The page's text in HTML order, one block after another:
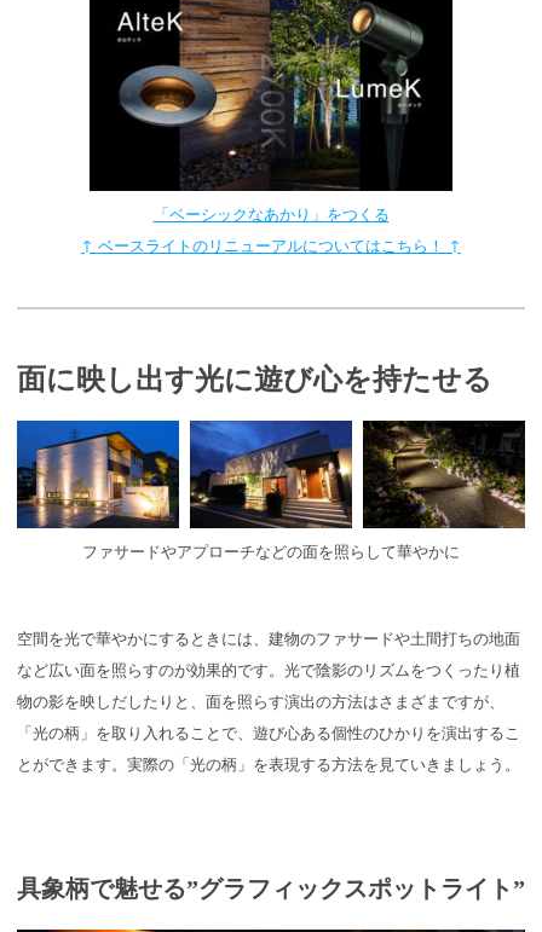
「ベーシックなあかり」をつくる
↑ ベースライトのリニューアルについてはこちら！ ↑
面に映し出す光に遊び心を持たせる
ファサードやアプローチなどの面を照らして華やかに
空間を光で華やかにするときには、建物のファサードや土間打ちの地面
など広い面を照らすのが効果的です。光で陰影のリズムをつくったり植
物の影を映しだしたりと、面を照らす演出の方法はさまざまですが、
「光の柄」を取り入れることで、遊び心ある個性のひかりを演出するこ
とができます。実際の「光の柄」を表現する方法を見ていきましょう。
具象柄で魅せる”グラフィックスポットライト”